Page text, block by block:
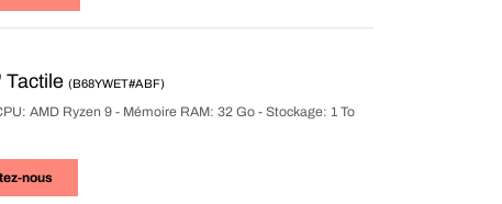
Tactile (B68YWET#ABF)
AMD Ryzen 9 - Mémoire RAM: 32 Go - Stockage: 1 To
nous